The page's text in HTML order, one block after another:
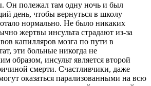
Он полежал там одну ночь и был
день, чтобы вернуться в школу
нормально. Не было никаких
жертвы инсульта страдают из-за
капилляров мозга по пути в
эти больные никогда не
образом, инсульт является второй
смерти. Счастливчики, даже
оказаться парализованными на всю